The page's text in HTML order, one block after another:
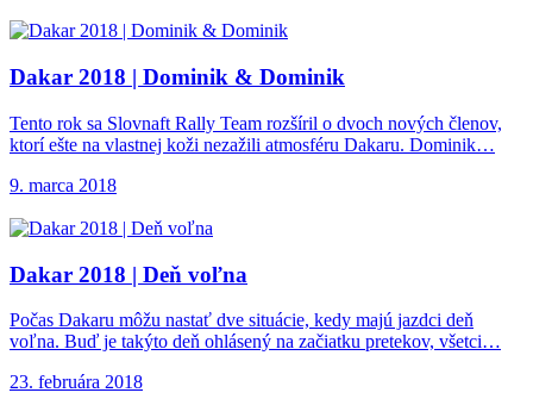
Dakar 2018 | Dominik & Dominik
Tento rok sa Slovnaft Rally Team rozšíril o dvoch nových členov,
ktorí ešte na vlastnej koži nezažili atmosféru Dakaru. Dominik…
9. marca 2018
Dakar 2018 | Deň voľna
Počas Dakaru môžu nastať dve situácie, kedy majú jazdci deň
voľna. Buď je takýto deň ohlásený na začiatku pretekov, všetci…
23. februára 2018